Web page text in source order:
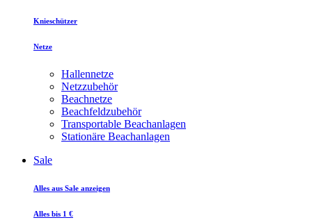
Knieschützer
Netze
Hallennetze
Netzzubehör
Beachnetze
Beachfeldzubehör
Transportable Beachanlagen
Stationäre Beachanlagen
Sale
Alles aus Sale anzeigen
Alles bis 1 €